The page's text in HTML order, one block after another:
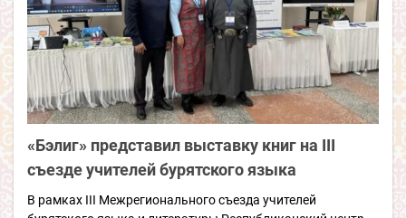
«Бэлиг» представил выставку книг на III
съезде учителей бурятского языка
В рамках III Межрегионального съезда учителей